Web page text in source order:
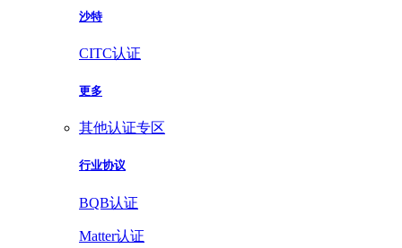
沙特
CITC认证
更多
其他认证专区
行业协议
BQB认证
Matter认证